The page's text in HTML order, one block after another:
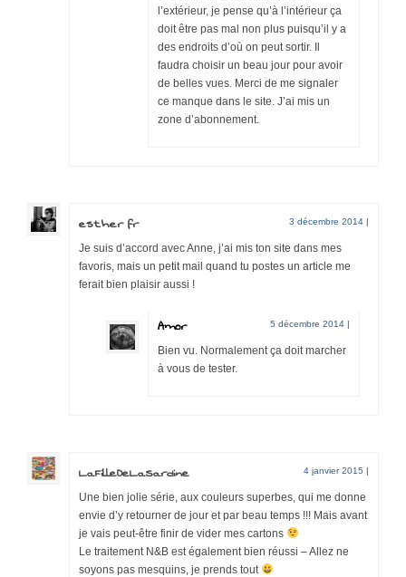
l’extérieur, je pense qu’à l’intérieur ça
doit être pas mal non plus puisqu’il y a
des endroits d’où on peut sortir. Il
faudra choisir un beau jour pour avoir
de belles vues. Merci de me signaler
ce manque dans le site. J’ai mis un
zone d’abonnement.
esther fr 3 décembre 2014 |
Je suis d’accord avec Anne, j’ai mis ton site dans mes
favoris, mais un petit mail quand tu postes un article me
ferait bien plaisir aussi !
Amor 5 décembre 2014 |
Bien vu. Normalement ça doit marcher
à vous de tester.
LaFilleDeLaSardine 4 janvier 2015 |
Une bien jolie série, aux couleurs superbes, qui me donne
envie d’y retourner de jour et par beau temps !!! Mais avant
je vais peut-être finir de vider mes cartons
Le traitement N&B est également bien réussi – Allez ne
soyons pas mesquins, je prends tout